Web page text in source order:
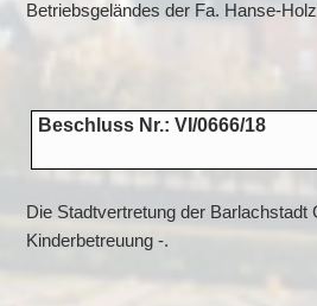
Betriebsgeländes der Fa. Hanse-
Beschluss Nr.: VI/0666/18
Die Stadtvertretung der
Kinderbetreuung -.